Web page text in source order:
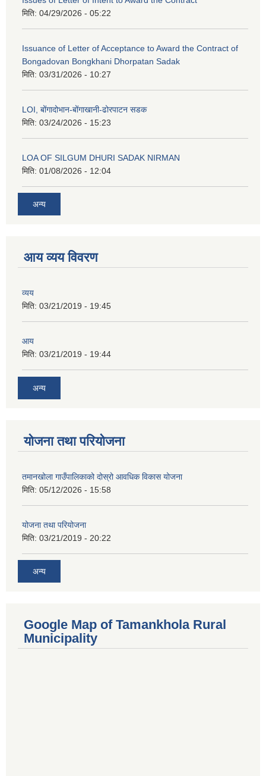
मिति: 04/29/2026 - 05:22
Issuance of Letter of Acceptance to Award the Contract of
Bongadovan Bongkhani Dhorpatan Sadak
मिति: 03/31/2026 - 10:27
LOI, बोंगादोभान-बोंगाखानी-ढोरपाटन सडक
मिति: 03/24/2026 - 15:23
LOA OF SILGUM DHURI SADAK NIRMAN
मिति: 01/08/2026 - 12:04
अन्य
आय व्यय विवरण
व्यय
मिति: 03/21/2019 - 19:45
आय
मिति: 03/21/2019 - 19:44
अन्य
योजना तथा परियोजना
तमानखोला गाउँपालिकाको दोस्रो आवधिक विकास योजना
मिति: 05/12/2026 - 15:58
योजना तथा परियोजना
मिति: 03/21/2019 - 20:22
अन्य
Google Map of Tamankhola Rural
Municipality